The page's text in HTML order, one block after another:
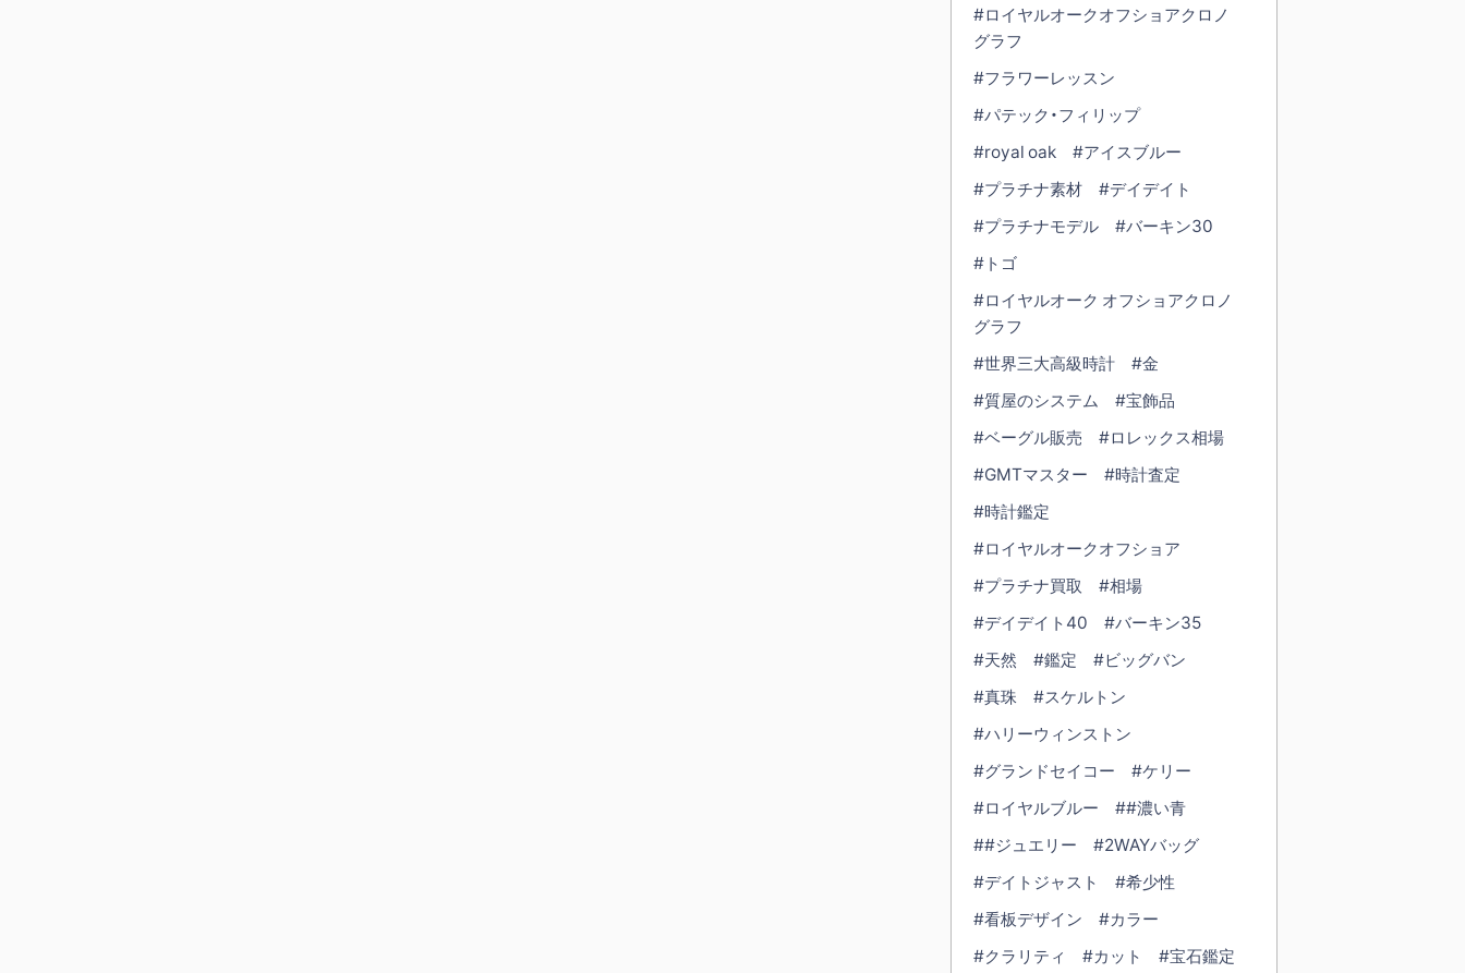
#ロイヤルオークオフショアクロノ
グラフ
#フラワーレッスン
#パテック・フィリップ
#royal oak
#アイスブルー
#プラチナ素材
#デイデイト
#プラチナモデル
#バーキン30
#トゴ
#ロイヤルオーク オフショアクロノ
グラフ
#世界三大高級時計
#金
#質屋のシステム
#宝飾品
#ベーグル販売
#ロレックス相場
#GMTマスター
#時計査定
#時計鑑定
#ロイヤルオークオフショア
#プラチナ買取
#相場
#デイデイト40
#バーキン35
#天然
#鑑定
#ビッグバン
#真珠
#スケルトン
#ハリーウィンストン
#グランドセイコー
#ケリー
#ロイヤルブルー
##濃い青
##ジュエリー
#2WAYバッグ
#デイトジャスト
#希少性
#看板デザイン
#カラー
#クラリティ
#カット
#宝石鑑定